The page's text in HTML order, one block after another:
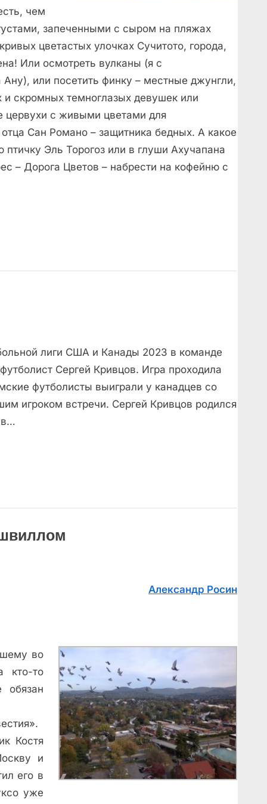
чем
запеченными с сыром на пляжах
цветастых улочках Сучитото, города,
Или осмотреть вулканы (я с
или посетить финку – местные джунгли,
и скромных темноглазых девушек или
цервухи с живыми цветами для
Сан Романо – защитника бедных. А какое
Эль Торогоз или в глуши Ахучапана
– Дорога Цветов – набрести на кофейню с
лиги США и Канады 2023 в команде
Сергей Кривцов. Игра проходила
футболисты выиграли у канадцев со
игроком встречи. Сергей Кривцов родился
в…
Александр Росин
во
кто-то
обязан
Костя
и
его в
уже